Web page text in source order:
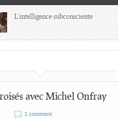
L’intelligence subconsciente
2013 – Compte-
avec Michel Onfray
1 comment